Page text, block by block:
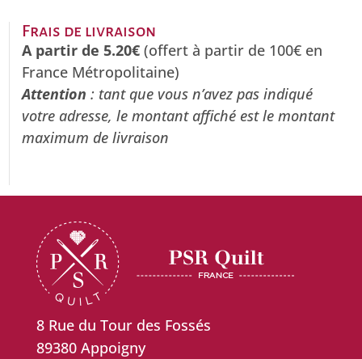
Frais de livraison
A partir de 5.20€ (offert à partir de 100€ en
France Métropolitaine)
Attention : tant que vous n’avez pas indiqué
votre adresse, le montant affiché est le montant
maximum de livraison
8 Rue du Tour des Fossés
89380 Appoigny